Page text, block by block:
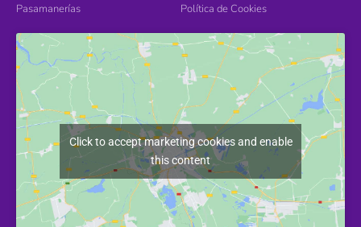
Pasamanerías
Política de Cookies
Click to accept marketing cookies and enable
this content